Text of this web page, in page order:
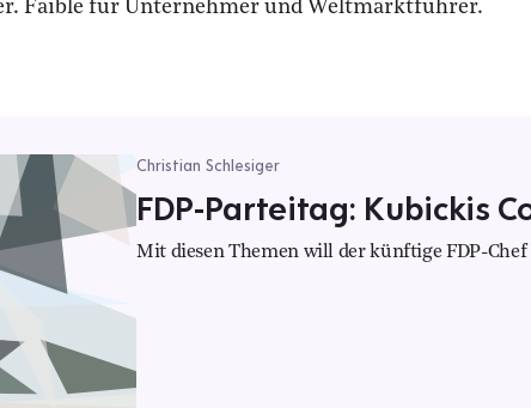
Faible für Unternehmer und Weltmarktführer.
Christian Schlesiger
FDP-Parteitag: Kubickis
Mit diesen Themen will der künftige FDP-